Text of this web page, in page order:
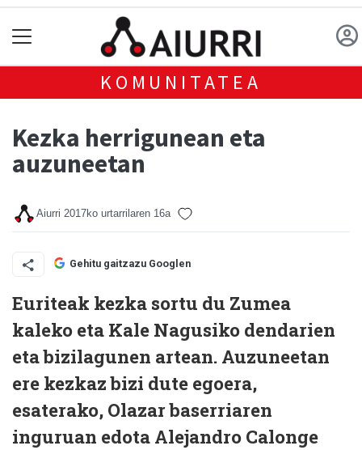
KOMUNITATEA
Kezka herrigunean eta
auzuneetan
Aiurri 2017ko urtarrilaren 16a
Gehitu gaitzazu Googlen
Euriteak kezka sortu du Zumea
kaleko eta Kale Nagusiko dendarien
eta bizilagunen artean. Auzuneetan
ere kezkaz bizi dute egoera,
esaterako, Olazar baserriaren
inguruan edota Alejandro Calonge